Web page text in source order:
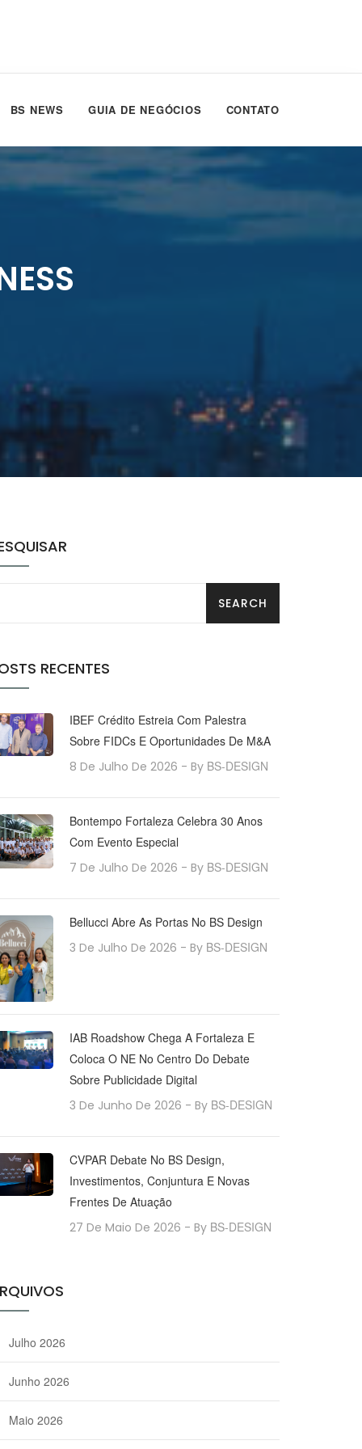
BS NEWS GUIA DE NEGÓCIOS CONTATO
RECENTES
IBEF Crédito Estreia Com Palestra
Sobre FIDCs E Oportunidades De M&A
8 De Julho De 2026 - By BS-DESIGN
Bontempo Fortaleza Celebra 30 Anos
Com Evento Especial
7 De Julho De 2026 - By BS-DESIGN
Bellucci Abre As Portas No BS Design
3 De Julho De 2026 - By BS-DESIGN
IAB Roadshow Chega A Fortaleza E
Coloca O NE No Centro Do Debate
Sobre Publicidade Digital
3 De Junho De 2026 - By BS-DESIGN
CVPAR Debate No BS Design,
Investimentos, Conjuntura E Novas
Frentes De Atuação
27 De Maio De 2026 - By BS-DESIGN
Julho 2026
Junho 2026
Maio 2026